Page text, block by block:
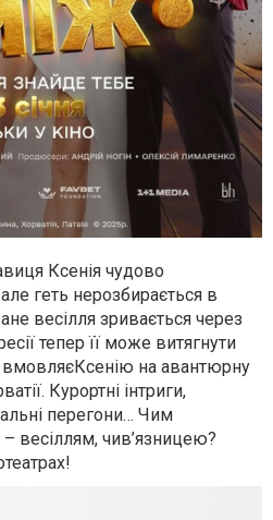
Ксенія чудово
геть нерозбирається в
весілля зривається через
тепер її може витягнути
на авантюрну
Курортні інтриги,
перегони… Чим
весіллям, чив’язницею?